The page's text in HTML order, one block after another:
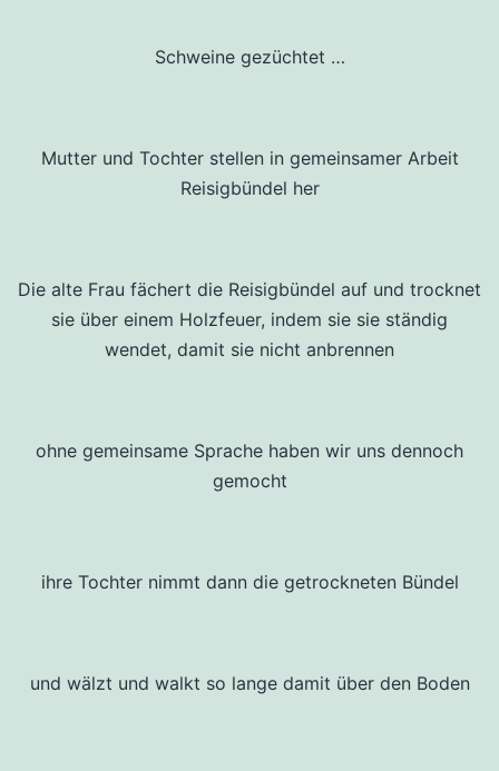
Schweine gezüchtet …
Mutter und Tochter stellen in gemeinsamer Arbeit
Reisigbündel her
Die alte Frau fächert die Reisigbündel auf und trocknet
sie über einem Holzfeuer, indem sie sie ständig
wendet, damit sie nicht anbrennen
ohne gemeinsame Sprache haben wir uns dennoch
gemocht
ihre Tochter nimmt dann die getrockneten Bündel
und wälzt und walkt so lange damit über den Boden